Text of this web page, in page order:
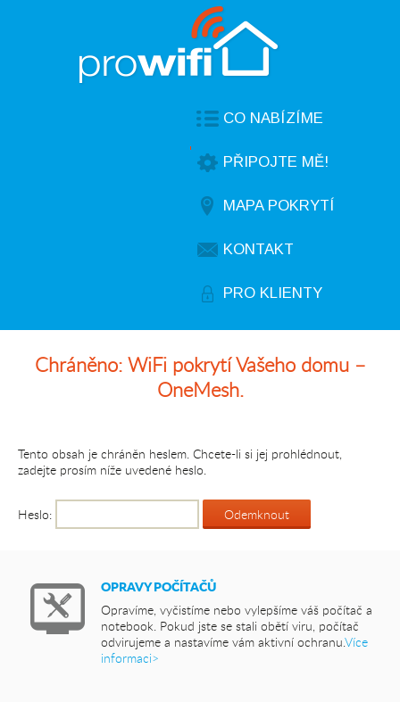
CO NABÍZÍME
Připojení
internetu
TV
sítě
Servis
počítačů
Důležité
dokumenty
PŘIPOJTE MĚ!
MAPA POKRYTÍ
KONTAKT
PRO KLIENTY
Chráněno: WiFi pokrytí Vašeho domu –
OneMesh.
Tento obsah je chráněn heslem. Chcete-li si jej prohlédnout,
zadejte prosím níže uvedené heslo.
Heslo:
OPRAVY POČÍTAČŮ
Opravíme, vyčistíme nebo vylepšíme váš počítač a
notebook. Pokud jste se stali obětí viru, počítač
odvirujeme a nastavíme vám aktivní ochranu.Více
informaci>